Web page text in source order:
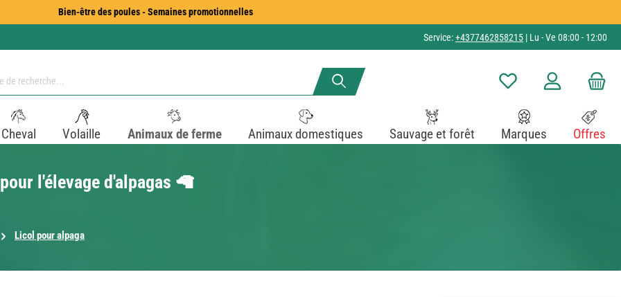
Bien-être des poules - Semaines promotionnelles
Service:+4377462858215 | Lu - Ve 08:00 - 12:00
Vous avez 0 articles dans
Cheval Volaille Animaux de ferme Animaux domestiques Sauvage et forêt Marques Offres
l'élevage d'alpagas 🦙
Licol pour alpaga